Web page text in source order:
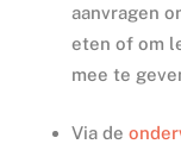
aanvragen
eten of om
mee te
Via de